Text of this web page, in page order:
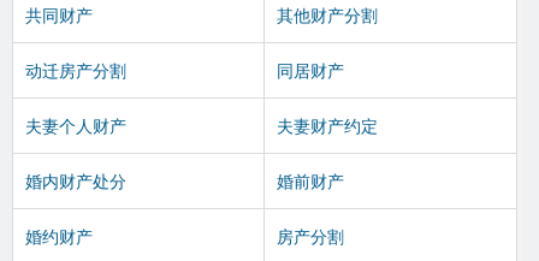
共同财产 其他财产分割
动迁房产分割 同居财产
夫妻个人财产 夫妻财产约定
婚内财产处分 婚前财产
婚约财产 房产分割